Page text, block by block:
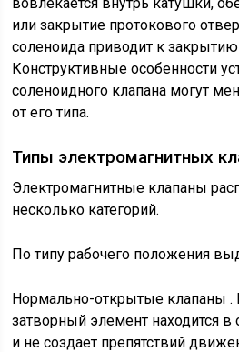
или закрытие протокового
соленоида приводит к закрытию
Конструктивные особенности
соленоидного клапана могут
от его типа.
Типы электромагнитных
Электромагнитные клапаны
несколько категорий.
По типу рабочего положения
Нормально-открытые клапаны
затворный элемент находится
и не создает препятствий